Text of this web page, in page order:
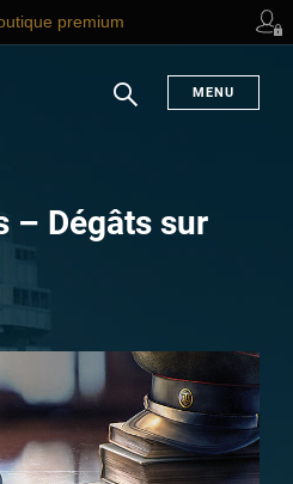
premium
Chercher
MENU
– Dégâts sur